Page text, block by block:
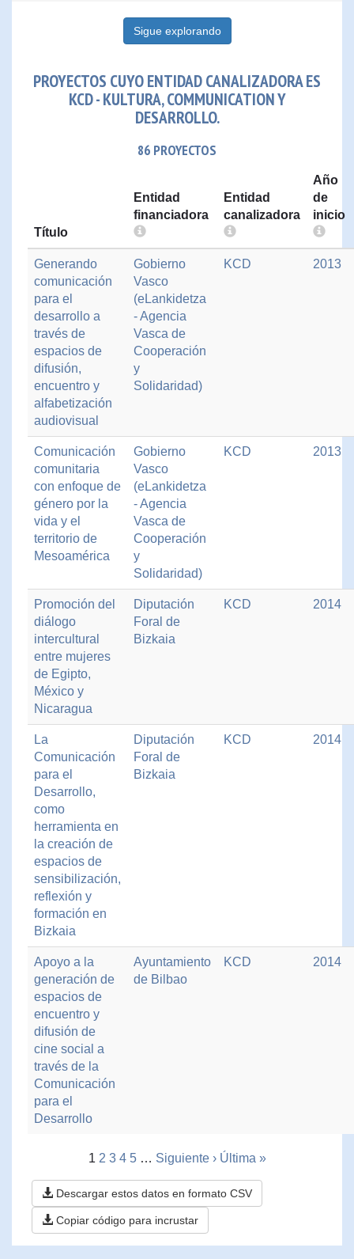
Sigue explorando
PROYECTOS CUYO ENTIDAD CANALIZADORA ES
KCD - KULTURA, COMMUNICATION Y
DESARROLLO.
86 PROYECTOS
Título
Entidad
financiadora
Entidad
canalizadora
Año
de
inicio
Generando
comunicación
para el
desarrollo a
través de
espacios de
difusión,
encuentro y
alfabetización
audiovisual
Gobierno
Vasco
(eLankidetza
- Agencia
Vasca de
Cooperación
y
Solidaridad)
KCD 2013
Comunicación
comunitaria
con enfoque de
género por la
vida y el
territorio de
Mesoamérica
Gobierno
Vasco
(eLankidetza
- Agencia
Vasca de
Cooperación
y
Solidaridad)
KCD 2013
Promoción del
diálogo
intercultural
entre mujeres
de Egipto,
México y
Nicaragua
Diputación
Foral de
Bizkaia
KCD 2014
La
Comunicación
para el
Desarrollo,
como
herramienta en
la creación de
espacios de
sensibilización,
reflexión y
formación en
Bizkaia
Diputación
Foral de
Bizkaia
KCD 2014
Apoyo a la
generación de
espacios de
encuentro y
difusión de
cine social a
través de la
Comunicación
para el
Desarrollo
Ayuntamiento
de Bilbao
KCD 2014
1 2 3 4 5 … Siguiente › Última »
Descargar estos datos en formato CSV
Copiar código para incrustar